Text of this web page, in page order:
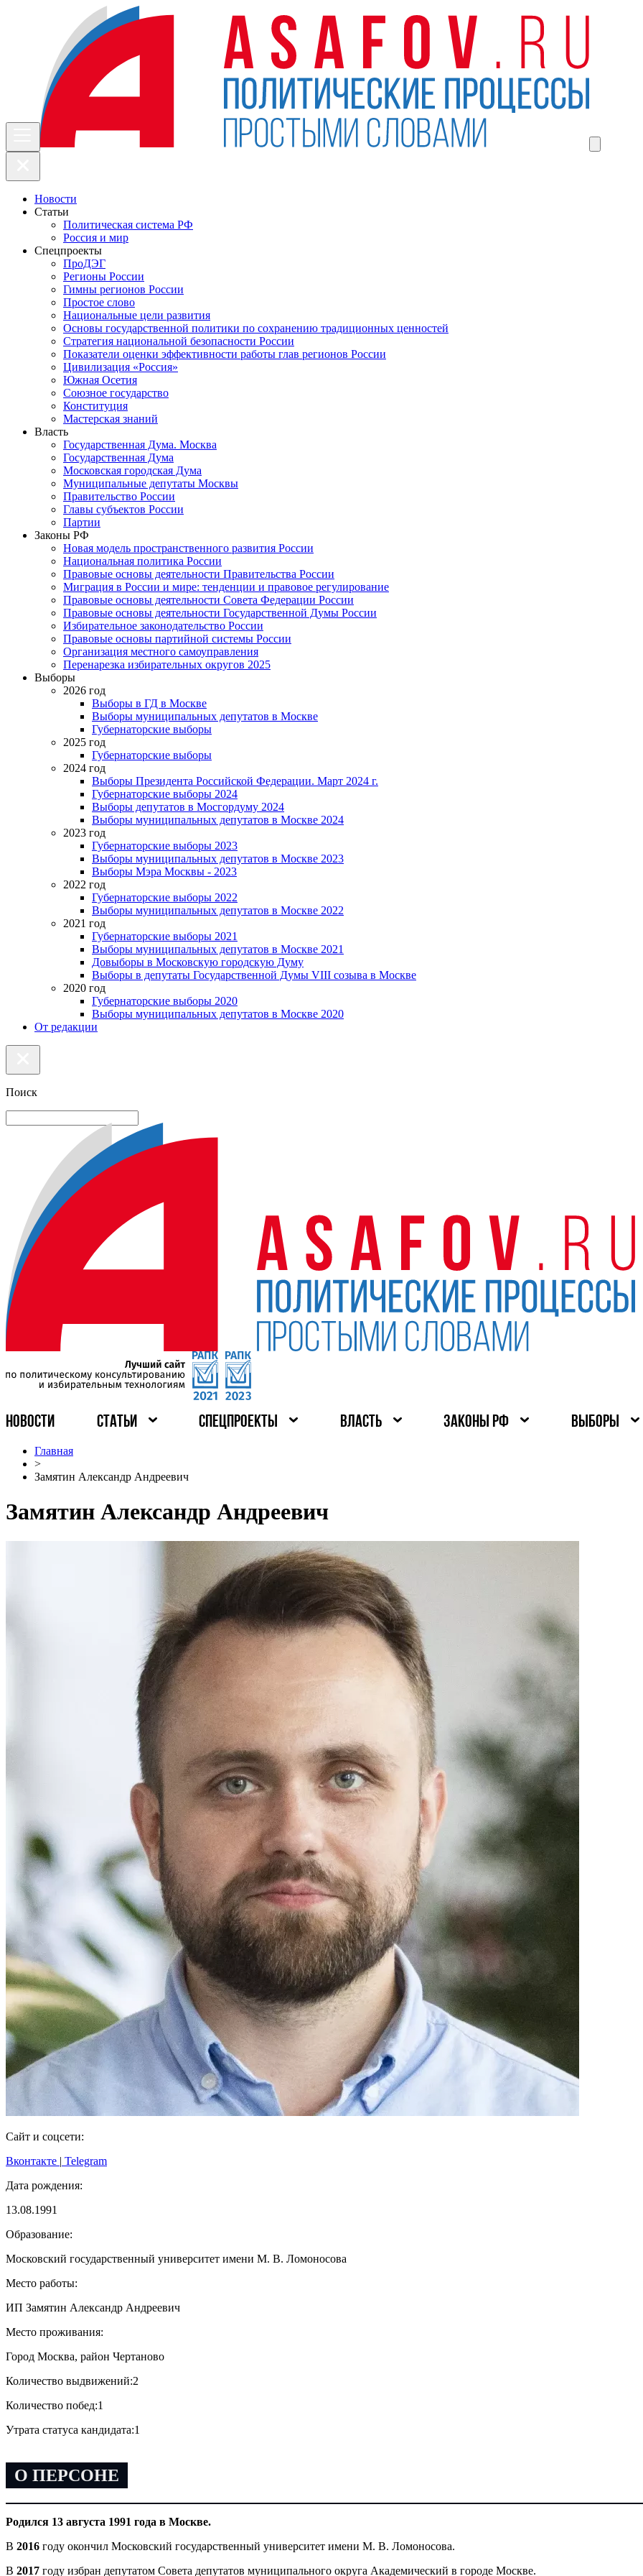
Новости
Статьи
Политическая система РФ
Россия и мир
Спецпроекты
ПроДЭГ
Регионы России
Гимны регионов России
Простое слово
Национальные цели развития
Основы государственной политики по сохранению традиционных ценностей
Стратегия национальной безопасности России
Показатели оценки эффективности работы глав регионов России
Цивилизация «Россия»
Южная Осетия
Союзное государство
Конституция
Мастерская знаний
Власть
Государственная Дума. Москва
Государственная Дума
Московская городская Дума
Муниципальные депутаты Москвы
Правительство России
Главы субъектов России
Партии
Законы РФ
Новая модель пространственного развития России
Национальная политика России
Правовые основы деятельности Правительства России
Миграция в России и мире: тенденции и правовое регулирование
Правовые основы деятельности Совета Федерации России
Правовые основы деятельности Государственной Думы России
Избирательное законодательство России
Правовые основы партийной системы России
Организация местного самоуправления
Перенарезка избирательных округов 2025
Выборы
2026 год
Выборы в ГД в Москве
Выборы муниципальных депутатов в Москве
Губернаторские выборы
2025 год
Губернаторские выборы
2024 год
Выборы Президента Российской Федерации. Март 2024 г.
Губернаторские выборы 2024
Выборы депутатов в Мосгордуму 2024
Выборы муниципальных депутатов в Москве 2024
2023 год
Губернаторские выборы 2023
Выборы муниципальных депутатов в Москве 2023
Выборы Мэра Москвы - 2023
2022 год
Губернаторские выборы 2022
Выборы муниципальных депутатов в Москве 2022
2021 год
Губернаторские выборы 2021
Выборы муниципальных депутатов в Москве 2021
Довыборы в Московскую городскую Думу
Выборы в депутаты Государственной Думы VIII созыва в Москве
2020 год
Губернаторские выборы 2020
Выборы муниципальных депутатов в Москве 2020
От редакции
Поиск
НОВОСТИ СТАТЬИ СПЕЦПРОЕКТЫ ВЛАСТЬ ЗАКОНЫ РФ ВЫБОРЫ
Главная
>
Замятин Александр Андреевич
Замятин Александр Андреевич
Сайт и соцсети:
Вконтакте | Telegram
Дата рождения:
13.08.1991
Образование:
Московский государственный университет имени М. В. Ломоносова
Место работы:
ИП Замятин Александр Андреевич
Место проживания:
Город Москва, район Чертаново
Количество выдвижений:2
Количество побед:1
Утрата статуса кандидата:1
О ПЕРСОНЕ
Родился 13 августа 1991 года в Москве.
В 2016 году окончил Московский государственный университет имени М. В. Ломоносова.
В 2017 году избран депутатом Совета депутатов муниципального округа Академический в городе Москве.